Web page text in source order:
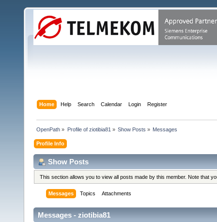
Home Help Search Calendar Login Register
OpenPath » Profile of ziotibia81 » Show Posts » Messages
Profile Info
Show Posts
This section allows you to view all posts made by this member. Note that
Messages Topics Attachments
Messages - ziotibia81